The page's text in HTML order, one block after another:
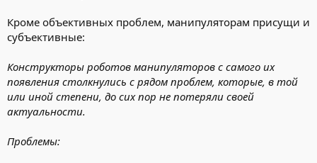
Кроме объективных проблем, манипуляторам присущи и
субъективные:
Конструкторы роботов манипуляторов с самого их
появления столкнулись с рядом проблем, которые, в той
или иной степени, до сих пор не потеряли своей
актуальности.
Проблемы: